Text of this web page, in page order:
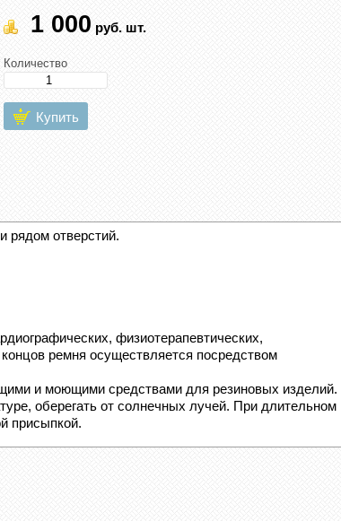
1 000 руб. шт.
Количество
Купить
рядом отверстий.
физиотерапевтических,
ремня осуществляется посредством
и моющими средствами для резиновых изделий.
оберегать от солнечных лучей. При длительном
присыпкой.